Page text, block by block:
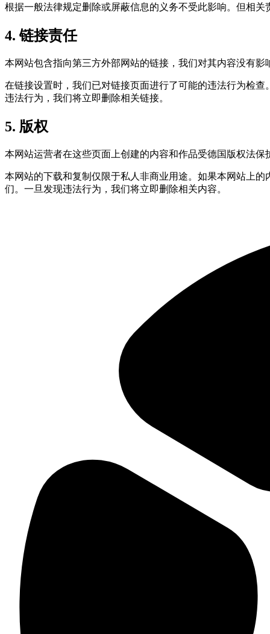
根据一般法律规定删除或屏蔽信息的义务不受此影响。但相
4. 链接责任
本网站包含指向第三方外部网站的链接，我们对其内容没有
在链接设置时，我们已对链接页面进行了可能的违法行为检
违法行为，我们将立即删除相关链接。
5. 版权
本网站运营者在这些页面上创建的内容和作品受德国版权法
本网站的下载和复制仅限于私人非商业用途。如果本网站上
们。一旦发现违法行为，我们将立即删除相关内容。